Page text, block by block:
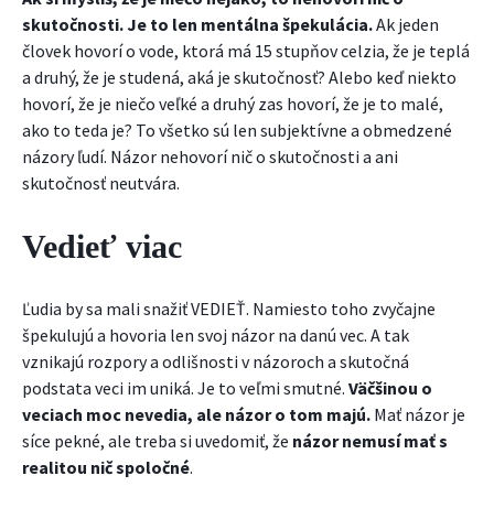
skutočnosti.Je to len mentálna špekulácia.Ak jeden
človek hovorí o vode, ktorá má 15 stupňov celzia, že je teplá
a druhý, že je studená, aká je skutočnosť? Alebo keď niekto
hovorí, že je niečo veľké a druhý zas hovorí, že je to malé,
ako to teda je? To všetko sú len subjektívne a obmedzené
názory ľudí. Názor nehovorí nič o skutočnosti a ani
skutočnosť neutvára.
Vedieť viac
Ľudia by sa mali snažiť VEDIEŤ. Namiesto toho zvyčajne
špekulujú a hovoria len svoj názor na danú vec. A tak
vznikajú rozpory a odlišnosti v názoroch a skutočná
podstata veci im uniká. Je to veľmi smutné. Väčšinou o
veciach moc nevedia, ale názor o tom majú. Mať názor je
síce pekné, ale treba si uvedomiť, že názor nemusí mať s
realitou nič spoločné.